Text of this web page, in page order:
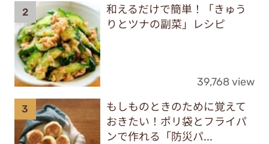
和えるだけで簡単！「きゅう
りとツナの副菜」レシピ
39,768 view
もしものときのために覚えて
おきたい！ポリ袋とフライパ
ンで作れる「防災パ...